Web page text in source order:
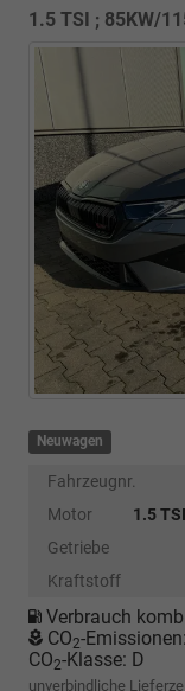
1.5 TSI ; 85KW/
Neuwagen
Fahrzeugnr.
Motor
1.5
Getriebe
Kraftstoff
Verbrauch
CO2-Emissionen:
CO2-Klasse: D
unverbindliche